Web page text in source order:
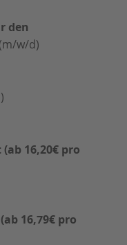
den
(m/w/d)
16,20€ pro
16,79€ pro